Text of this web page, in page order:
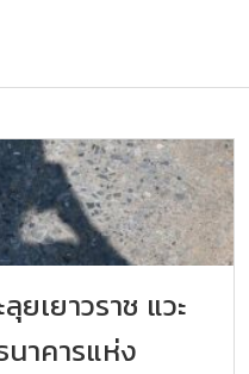
ยเยาวราช แวะ
นาคารแห่ง